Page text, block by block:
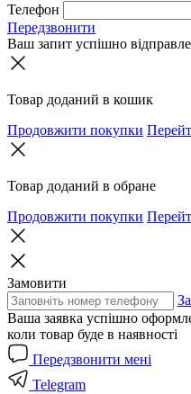
Телефон
Передзвонити
Ваш запит успішно
Товар доданий в кошик
Продовжити покупки
Товар доданий в обране
Продовжити покупки
Замовити
Ваша заявка успішно
коли товар буде в наявності
Передзвонити мені
Telegram